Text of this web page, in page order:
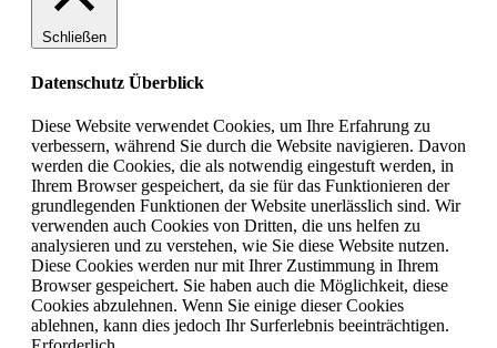
Schließen
Datenschutz Überblick
Diese Website verwendet Cookies, um Ihre Erfahrung zu
verbessern, während Sie durch die Website navigieren. Davon
werden die Cookies, die als notwendig eingestuft werden, in
Ihrem Browser gespeichert, da sie für das Funktionieren der
grundlegenden Funktionen der Website unerlässlich sind. Wir
verwenden auch Cookies von Dritten, die uns helfen zu
analysieren und zu verstehen, wie Sie diese Website nutzen.
Diese Cookies werden nur mit Ihrer Zustimmung in Ihrem
Browser gespeichert. Sie haben auch die Möglichkeit, diese
Cookies abzulehnen. Wenn Sie einige dieser Cookies
ablehnen, kann dies jedoch Ihr Surferlebnis beeinträchtigen.